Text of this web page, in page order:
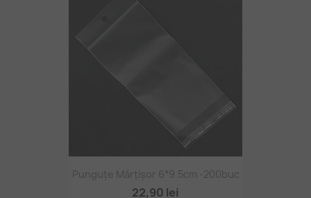
Punguțe Mărțișor 6*9.5cm -200buc
22,90 lei